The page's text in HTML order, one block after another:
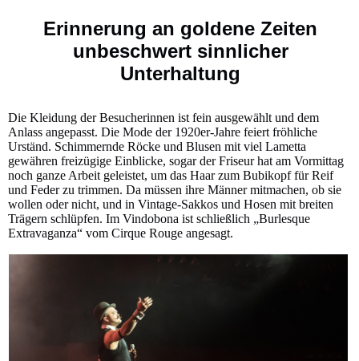
Erinnerung an goldene Zeiten
unbeschwert sinnlicher
Unterhaltung
Die Kleidung der Besucherinnen ist fein ausgewählt und dem
Anlass angepasst. Die Mode der 1920er-Jahre feiert fröhliche
Urständ. Schimmernde Röcke und Blusen mit viel Lametta
gewähren freizügige Einblicke, sogar der Friseur hat am Vormittag
noch ganze Arbeit geleistet, um das Haar zum Bubikopf für Reif
und Feder zu trimmen. Da müssen ihre Männer mitmachen, ob sie
wollen oder nicht, und in Vintage-Sakkos und Hosen mit breiten
Trägern schlüpfen. Im Vindobona ist schließlich „Burlesque
Extravaganza“ vom Cirque Rouge angesagt.